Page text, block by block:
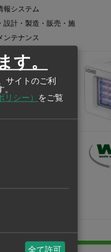
報システム
設計・製造・販売・施
ンテナンス
業・製造業
(THAILAND)
/ USHIO
す。
サイトのご利
シー） をご覧
全て許可